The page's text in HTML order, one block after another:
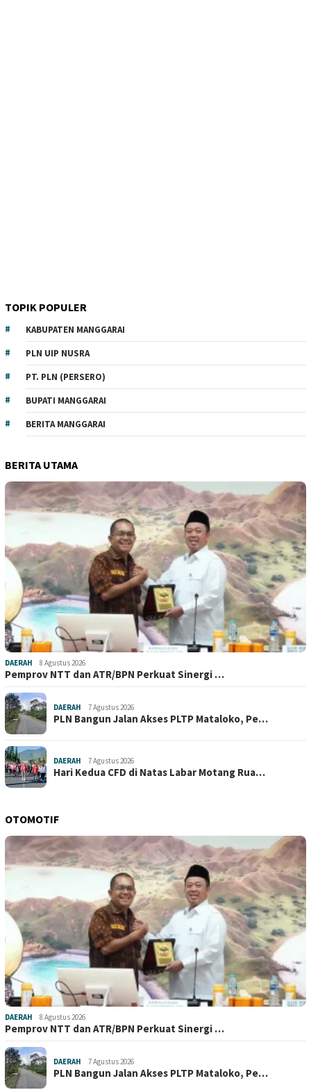
TOPIK POPULER
KABUPATEN MANGGARAI
PLN UIP NUSRA
PT. PLN (PERSERO)
BUPATI MANGGARAI
BERITA MANGGARAI
BERITA UTAMA
DAERAH 8 Agustus 2026
Pemprov NTT dan ATR/BPN Perkuat Sinergi …
DAERAH 7 Agustus 2026
PLN Bangun Jalan Akses PLTP Mataloko, Pe…
DAERAH 7 Agustus 2026
Hari Kedua CFD di Natas Labar Motang Rua…
OTOMOTIF
DAERAH 8 Agustus 2026
Pemprov NTT dan ATR/BPN Perkuat Sinergi …
DAERAH 7 Agustus 2026
PLN Bangun Jalan Akses PLTP Mataloko, Pe…